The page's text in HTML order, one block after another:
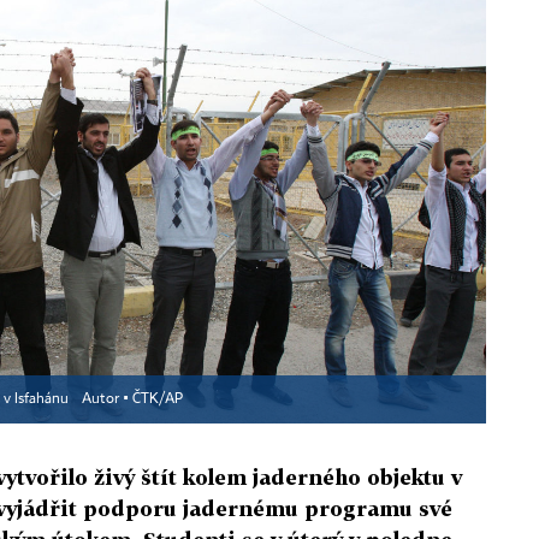
Isfahánu Autor ▪ ČTK/AP
živý štít kolem jaderného objektu v
podporu jadernému programu své